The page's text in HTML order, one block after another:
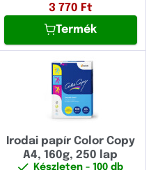
3 770 Ft
Termék
Irodai papír Color Copy
A4, 160g, 250 lap
Készleten - 100 db